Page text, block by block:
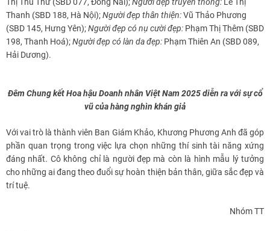
Thanh (SBD 188, Hà Nội);Người đẹp thân thiện:Vũ Thảo Phương
(SBD 145, Hưng Yên);Người đẹp có nụ cười đẹp: Phạm Thị Thêm (SBD
198, Thanh Hoá);Người đẹp có làn da đẹp: Phạm Thiên An (SBD 089,
Hải Dương).
Đêm Chung kết Hoa hậu Doanh nhân Việt Nam 2025 diễn ra với sự cổ
vũ của hàng nghìn khán giả
Với vai trò là thành viên Ban Giám Khảo, Khương Phương Anh đã góp
phần quan trọng trong việc lựa chọn những thí sinh tài năng xứng
đáng nhất. Cô không chỉ là người đẹp mà còn là hình mẫu lý tưởng
cho những ai đang theo đuổi sự hoàn thiện bản thân, giữa sắc đẹp và
trí tuệ.
Nhóm TT